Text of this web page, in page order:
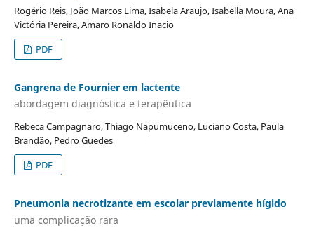
Rogério Reis, João Marcos Lima, Isabela Araujo, Isabella Moura, Ana
Victória Pereira, Amaro Ronaldo Inacio
PDF
Gangrena de Fournier em lactente
abordagem diagnóstica e terapêutica
Rebeca Campagnaro, Thiago Napumuceno, Luciano Costa, Paula
Brandão, Pedro Guedes
PDF
Pneumonia necrotizante em escolar previamente hígido
uma complicação rara